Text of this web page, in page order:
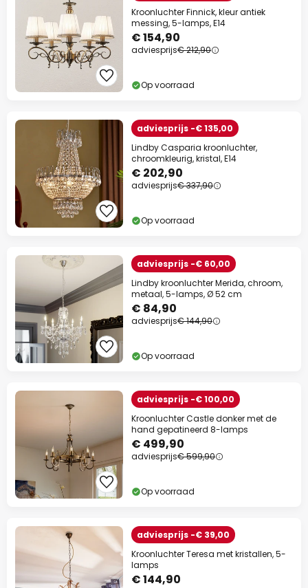
Kroonluchter Finnick, kleur antiek
messing, 5-lamps, E14
€ 154,90
adviesprijs€ 212,90
Op voorraad
adviesprijs -€ 135,00
Lindby Casparia kroonluchter,
chroomkleurig, kristal, E14
€ 202,90
adviesprijs€ 337,90
Op voorraad
adviesprijs -€ 60,00
Lindby kroonluchter Merida, chroom,
metaal, 5-lamps, Ø 52 cm
€ 84,90
adviesprijs€ 144,90
Op voorraad
adviesprijs -€ 100,00
Kroonluchter Castle donker met de
hand gepatineerd 8-lamps
€ 499,90
adviesprijs€ 599,90
Op voorraad
adviesprijs -€ 39,00
Kroonluchter Teresa met kristallen, 5-
lamps
€ 144,90